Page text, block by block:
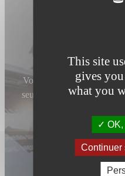
This site
gives
what you
OK,
Continuer
Un faible
Vous lancez votre
seulement de 10.000€ à